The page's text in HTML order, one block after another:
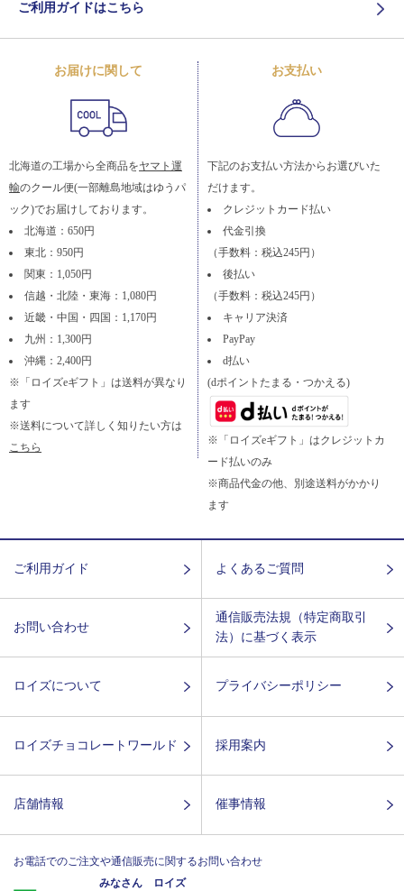
ご利用ガイドはこちら
お届けに関して
北海道の工場から全商品をヤマト運
輸のクール便(一部離島地域はゆうパ
ック)でお届けしております。
北海道：650円
東北：950円
関東：1,050円
信越・北陸・東海：1,080円
近畿・中国・四国：1,170円
九州：1,300円
沖縄：2,400円
※「ロイズeギフト」は送料が異なり
ます
※送料について詳しく知りたい方は
こちら
お支払い
下記のお支払い方法からお選びいた
だけます。
クレジットカード払い
代金引換
（手数料：税込245円）
後払い
（手数料：税込245円）
キャリア決済
PayPay
d払い
(dポイントたまる・つかえる)
※「ロイズeギフト」はクレジットカ
ード払いのみ
※商品代金の他、別途送料がかかり
ます
ご利用ガイド よくあるご質問
お問い合わせ
通信販売法規（特定商取引
法）に基づく表示
ロイズについて プライバシーポリシー
ロイズチョコレートワールド 採用案内
店舗情報 催事情報
お電話でのご注文や通信販売に関するお問い合わせ
みなさん ロイズ